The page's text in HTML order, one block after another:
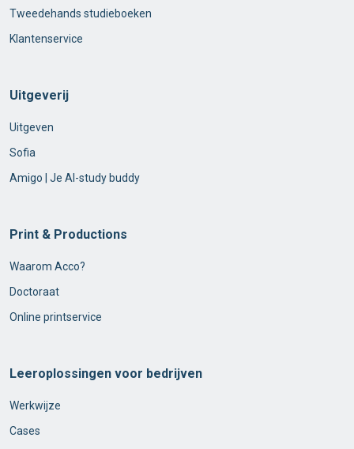
Tweedehands studieboeken
Klantenservice
Uitgeverij
Uitgeven
Sofia
Amigo | Je AI-study buddy
Print & Productions
Waarom Acco?
Doctoraat
Online printservice
Leeroplossingen voor bedrijven
Werkwijze
Cases